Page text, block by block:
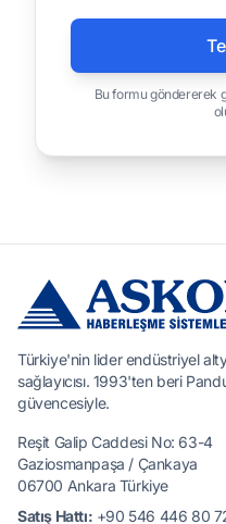
Bu formu göndererek
Türkiye'nin lider endüstriyel
sağlayıcısı. 1993'ten beri
güvencesiyle.
Reşit Galip Caddesi No: 63-4
Gaziosmanpaşa / Çankaya
06700 Ankara Türkiye
Satış Hattı: +90 546 446 80